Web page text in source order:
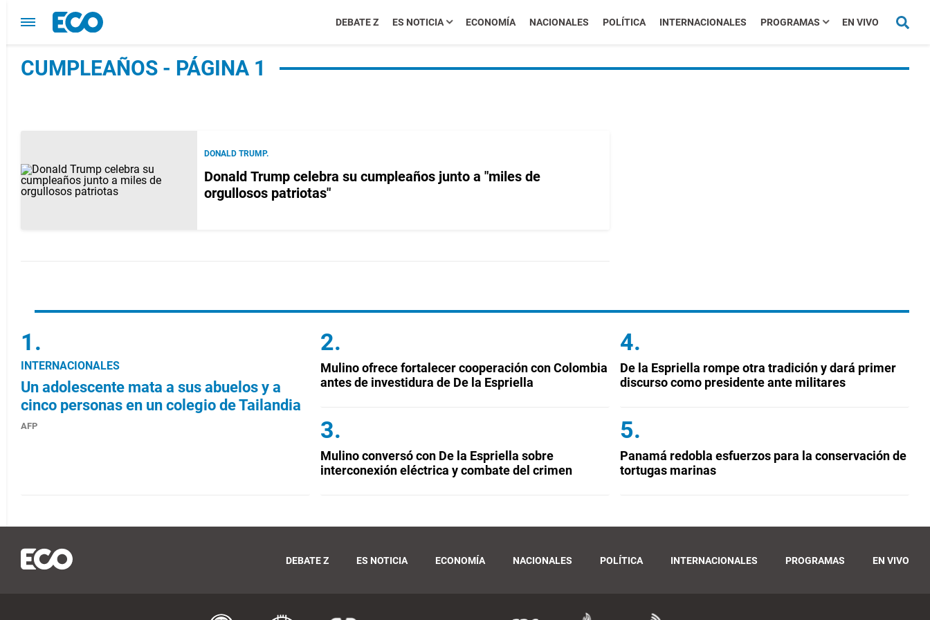
DEBATE Z ES NOTICIA ECONOMÍA NACIONALES POLÍTICA INTERNACIONALES PROGRAMAS EN VIVO
CUMPLEAÑOS - PÁGINA 1
DONALD TRUMP.
Donald Trump celebra su cumpleaños junto a "miles de
orgullosos patriotas"
INTERNACIONALES
Un adolescente mata a sus abuelos y a
cinco personas en un colegio de Tailandia
AFP
Mulino ofrece fortalecer cooperación con Colombia
antes de investidura de De la Espriella
Mulino conversó con De la Espriella sobre
interconexión eléctrica y combate del crimen
De la Espriella rompe otra tradición y dará primer
discurso como presidente ante militares
Panamá redobla esfuerzos para la conservación de
tortugas marinas
DEBATE Z ES NOTICIA ECONOMÍA NACIONALES POLÍTICA INTERNACIONALES PROGRAMAS EN VIVO